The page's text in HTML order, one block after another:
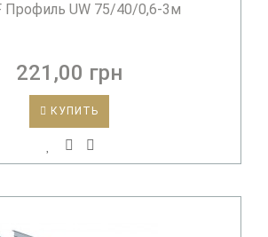
Профиль UW 75/40/0,6-3м
221,00 грн
КУПИТЬ